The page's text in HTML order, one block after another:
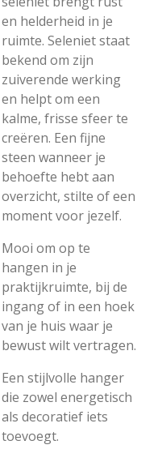
en helderheid in je
ruimte. Seleniet staat
bekend om zijn
zuiverende werking
en helpt om een
kalme, frisse sfeer te
creëren. Een fijne
steen wanneer je
behoefte hebt aan
overzicht, stilte of een
moment voor jezelf.
Mooi om op te
hangen in je
praktijkruimte, bij de
ingang of in een hoek
van je huis waar je
bewust wilt vertragen.
Een stijlvolle hanger
die zowel energetisch
als decoratief iets
toevoegt.